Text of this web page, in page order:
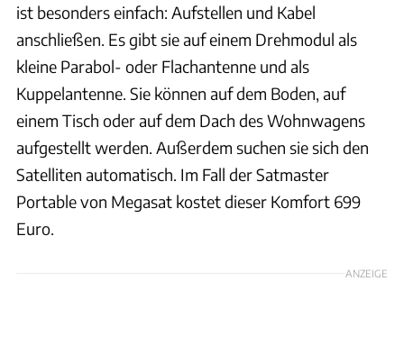
ist besonders einfach: Aufstellen und Kabel
anschließen. Es gibt sie auf einem Drehmodul als
kleine Parabol- oder Flachantenne und als
Kuppelantenne. Sie können auf dem Boden, auf
einem Tisch oder auf dem Dach des Wohnwagens
aufgestellt werden. Außerdem suchen sie sich den
Satelliten automatisch. Im Fall der Satmaster
Portable von Megasat kostet dieser Komfort 699
Euro.
ANZEIGE